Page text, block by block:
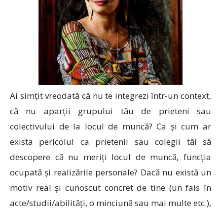
Ai simțit vreodată că nu te integrezi într-un context,
că nu aparții grupului tău de prieteni sau
colectivului de la locul de muncă? Ca și cum ar
exista pericolul ca prietenii sau colegii tăi să
descopere că nu meriți locul de muncă, funcția
ocupată și realizările personale? Dacă nu există un
motiv real și cunoscut concret de tine (un fals în
acte/studii/abilități, o minciună sau mai multe etc.),